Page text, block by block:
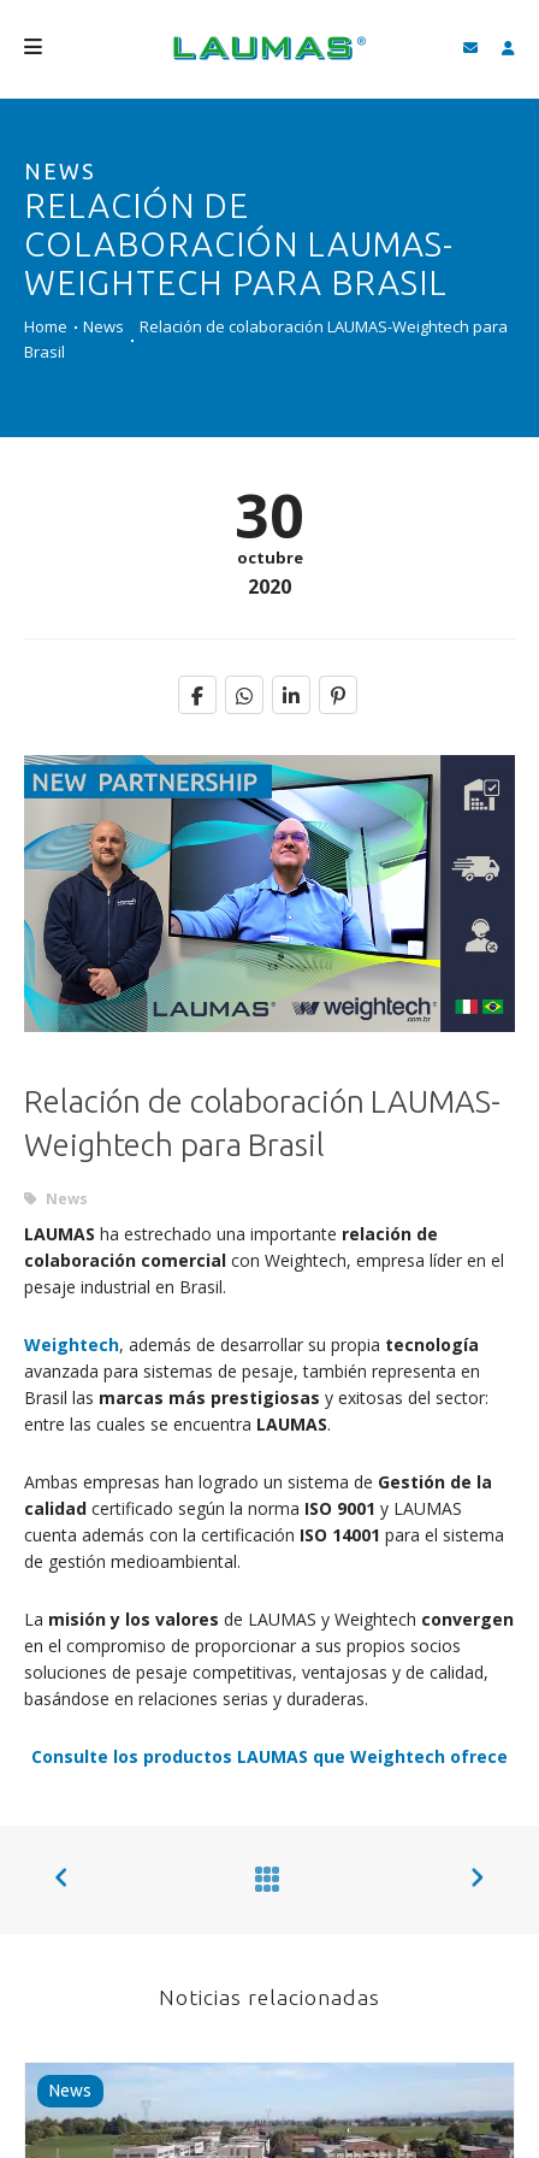
PRODUCTOS
SERVICIOS
ASISTENCIA Y DESCARGAS
VIDEO
NEWS
RELACIÓN DE
COLABORACIÓN LAUMAS-
WEIGHTECH PARA BRASIL
Home News
Relación de colaboración LAUMAS-Weightech para
Brasil
30
octubre
2020
Relación de colaboración LAUMAS-
Weightech para Brasil
News
LAUMAS ha estrechado una importante relación de
colaboración comercial con Weightech, empresa líder en el
pesaje industrial en Brasil.
Weightech, además de desarrollar su propia tecnología
avanzada para sistemas de pesaje, también representa en
Brasil las marcas más prestigiosas y exitosas del sector:
entre las cuales se encuentra LAUMAS.
Ambas empresas han logrado un sistema de Gestión de la
calidad certificado según la norma ISO 9001 y LAUMAS
cuenta además con la certificación ISO 14001 para el sistema
de gestión medioambiental.
La misión y los valores de LAUMAS y Weightech convergen
en el compromiso de proporcionar a sus propios socios
soluciones de pesaje competitivas, ventajosas y de calidad,
basándose en relaciones serias y duraderas.
Consulte los productos LAUMAS que Weightech ofrece
Noticias relacionadas
News